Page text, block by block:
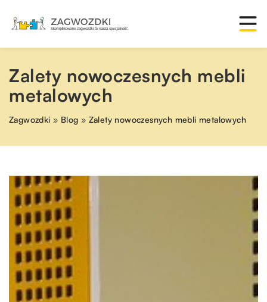
Zalety nowoczesnych mebli
metalowych
Zagwozdki » Blog » Zalety nowoczesnych mebli metalowych